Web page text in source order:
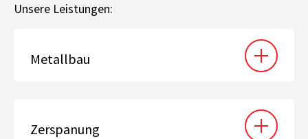
Unsere Leistungen:
Metallbau
Zerspanung